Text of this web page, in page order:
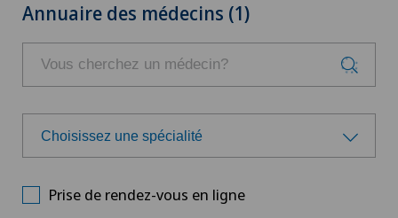
Annuaire des médecins (1)
Choisissez une spécialité
Prise de rendez-vous en ligne